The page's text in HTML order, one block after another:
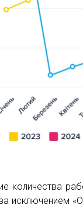
количества
исключением